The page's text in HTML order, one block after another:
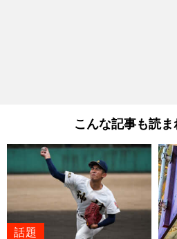
こんな記事も読
話題